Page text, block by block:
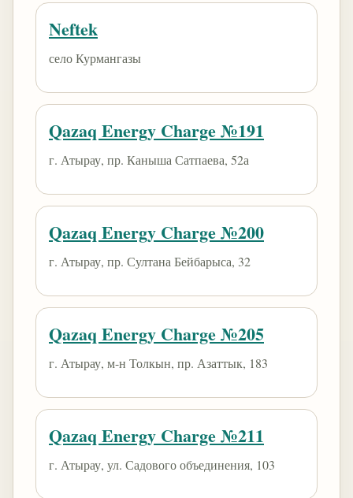
Neftek
село Курмангазы
Qazaq Energy Charge №191
г. Атырау, пр. Каныша Сатпаева, 52а
Qazaq Energy Charge №200
г. Атырау, пр. Султана Бейбарыса, 32
Qazaq Energy Charge №205
г. Атырау, м-н Толкын, пр. Азаттык, 183
Qazaq Energy Charge №211
г. Атырау, ул. Садового объединения, 103